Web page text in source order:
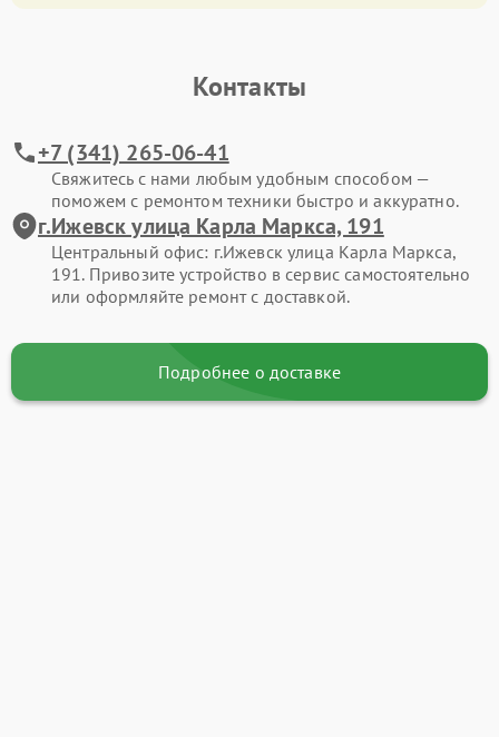
Контакты
+7 (341) 265-06-41
Свяжитесь с нами любым удобным способом —
поможем с ремонтом техники быстро и аккуратно.
г.Ижевск улица Карла Маркса, 191
Центральный офис: г.Ижевск улица Карла Маркса,
191. Привозите устройство в сервис самостоятельно
или оформляйте ремонт с доставкой.
Подробнее о доставке